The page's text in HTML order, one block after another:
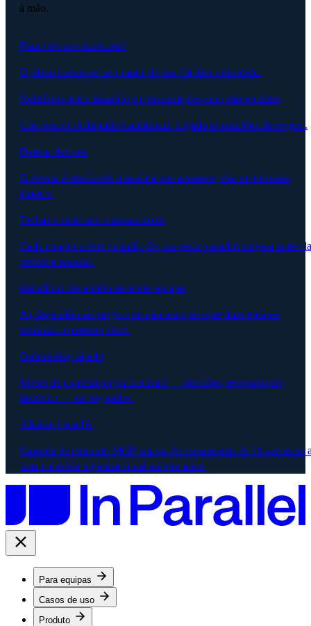
à mão.
Plano sempre atualizado
O plano reescreve-se a partir do que foi dito e decidido.
Relatórios automatizados e comunicações com stakeholders
Um prompt. Adaptado à audiência. Ligado às reuniões de origem.
Detetar desvios
O desvio é sinalizado à medida que acontece, não no próximo
steerco.
Fechar o ciclo nos compromissos
Cada compromisso captado. Os que estão parados surgem antes da
próxima reunião.
Identificar dependências entre equipas
As dependências surgem no momento em que duas equipas
sinalizam o mesmo risco.
Onboarding rápido
Meses de contexto organizacional — decisões, responsáveis,
histórico — em segundos.
Alinhar a sua IA
Camada de contexto MCP-nativa. As ferramentas de IA recorrem
uma memória organizacional sempre ativa.
Para equipas
Casos de uso
Produto